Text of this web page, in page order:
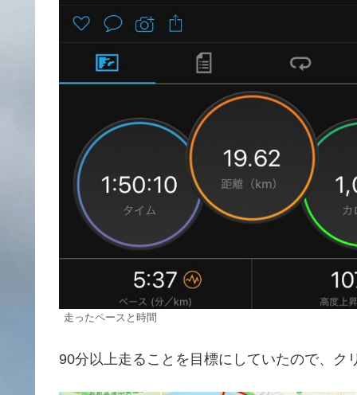
走ったペースと時間
90分以上走ることを目標にしていたので、ク